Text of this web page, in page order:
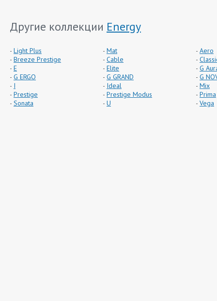
Другие коллекции Energy
Light Plus Mat
Aero
Breeze Prestige
Cable
E
Elite
G
G ERGO
G GRAND
G
I
Ideal
Mix
Prestige
Prestige Modus
Prima
Sonata
U Vega